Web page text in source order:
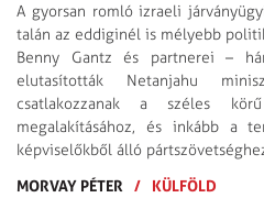
A gyorsan romló izraeli
talán az eddiginél is mélyebb
Benny Gantz és partnerei –
elutasították Netanjahu
csatlakozzanak a széles
megalakításához, és inkább a
képviselőkből álló
MORVAY PÉTER
/ KÜLFÖLD